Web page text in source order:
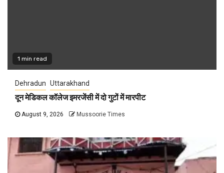
1 min read
Dehradun Uttarakhand
दून मेडिकल कॉलेज इमरजेंसी में दो गुटों में मारपीट
August 9, 2026 Mussoorie Times